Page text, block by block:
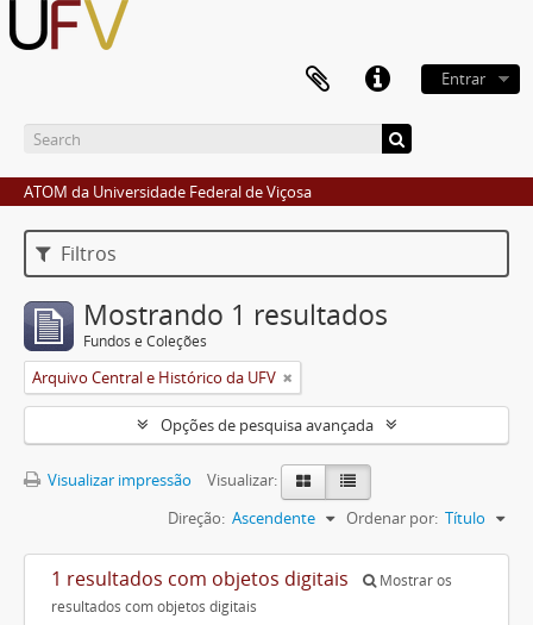
Entrar
ATOM da Universidade Federal de Viçosa
Filtros
Mostrando 1 resultados
Fundos e Coleções
Arquivo Central e Histórico da UFV
Opções de pesquisa avançada
Visualizar impressão
Visualizar:
Ordenar por: Título
Direção: Ascendente
1 resultados com objetos digitais
Mostrar os
resultados com objetos digitais